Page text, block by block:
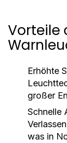
Vorteile
Erhöhte
großer
Schnelle
was in